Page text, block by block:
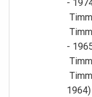
-
-
1964)